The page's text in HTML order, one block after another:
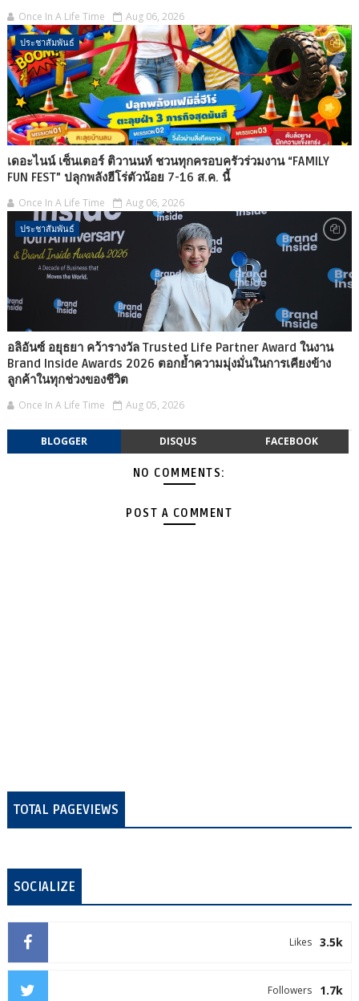
Once In A Life Time Aug 06, 2026
ประชาสัมพันธ์
เดอะไนน์ เซ็นเตอร์ ติวานนท์ ชวนทุกครอบครัวร่วมงาน “FAMILY
FUN FEST” ปลุกพลังฮีโร่ตัวน้อย 7-16 ส.ค. นี้
Once In A Life Time Aug 06, 2026
ประชาสัมพันธ์
อลิอันซ์ อยุธยา คว้ารางวัล Trusted Life Partner Award ในงาน
Brand Inside Awards 2026 ตอกย้ำความมุ่งมั่นในการเคียงข้าง
ลูกค้าในทุกช่วงของชีวิต
Once In A Life Time Aug 05, 2026
BLOGGER DISQUS FACEBOOK
NO COMMENTS:
POST A COMMENT
TOTAL PAGEVIEWS
SOCIALIZE
3.5k
Likes
1.7k
Followers